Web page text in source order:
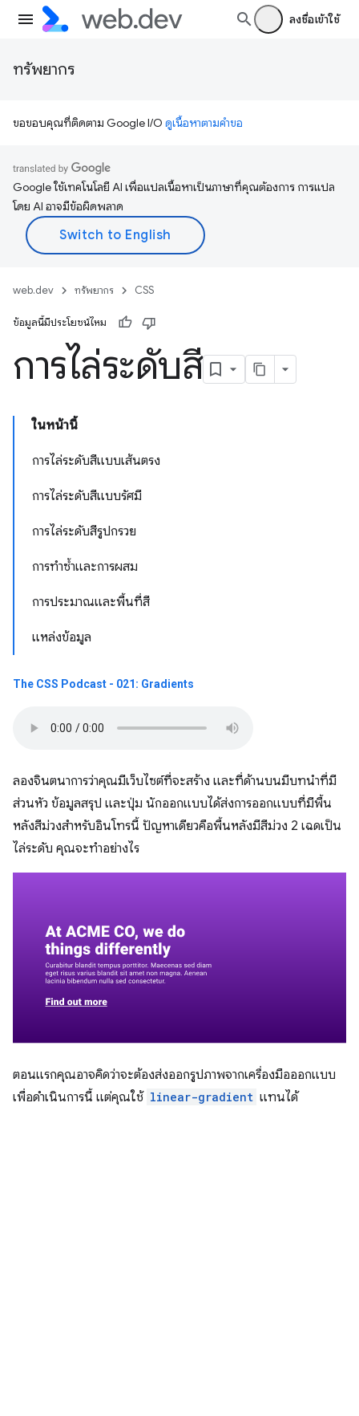
ลงชื่อเข้าใช้
ทรัพยากร
ขอขอบคุณที่ติดตาม Google I/O ดูเนื้อหาตามคำขอ
Google ใช้เทคโนโลยี AI เพื่อแปลเนื้อหาเป็นภาษาที่คุณต้องการ การแปล
โดย AI อาจมีข้อผิดพลาด
web.dev ทรัพยากร CSS
ข้อมูลนี้มีประโยชน์ไหม
การไล่ระดับสี
ในหน้านี้
การไล่ระดับสีแบบเส้นตรง
การไล่ระดับสีแบบรัศมี
การไล่ระดับสีรูปกรวย
การทำซ้ำและการผสม
การประมาณและพื้นที่สี
แหล่งข้อมูล
The CSS Podcast - 021: Gradients
ลองจินตนาการว่าคุณมีเว็บไซต์ที่จะสร้าง และที่ด้านบนมีบทนำที่มี
ส่วนหัว ข้อมูลสรุป และปุ่ม นักออกแบบได้ส่งการออกแบบที่มีพื้น
หลังสีม่วงสำหรับอินโทรนี้ ปัญหาเดียวคือพื้นหลังมีสีม่วง 2 เฉดเป็น
ไล่ระดับ คุณจะทำอย่างไร
ตอนแรกคุณอาจคิดว่าจะต้องส่งออกรูปภาพจากเครื่องมือออกแบบ
เพื่อดำเนินการนี้ แต่คุณใช้ linear-gradient แทนได้